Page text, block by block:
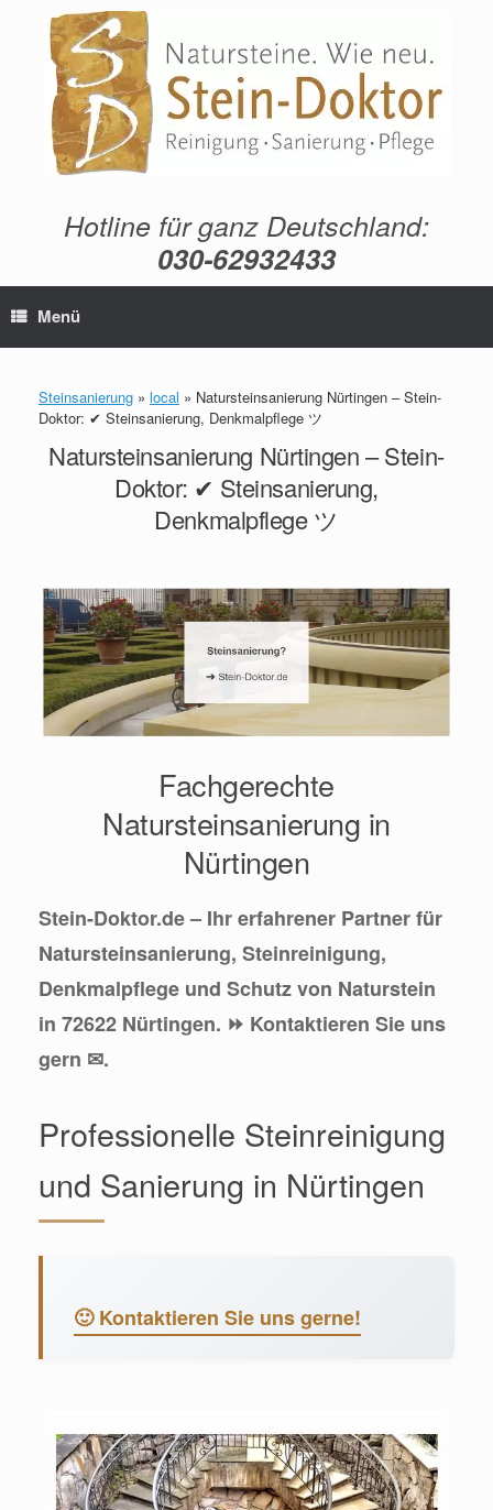
springen
Hotline für ganz Deutschland:
030-62932433
Menü
Steinsanierung » local » Natursteinsanierung Nürtingen – Stein-
Doktor: ✔ Steinsanierung, Denkmalpflege ツ
Natursteinsanierung Nürtingen – Stein-
Doktor: ✔ Steinsanierung,
Denkmalpflege ツ
Fachgerechte
Natursteinsanierung in
Nürtingen
Stein-Doktor.de – Ihr erfahrener Partner für
Natursteinsanierung, Steinreinigung,
Denkmalpflege und Schutz von Naturstein
in 72622 Nürtingen. ⏩ Kontaktieren Sie uns
gern ✉.
Professionelle Steinreinigung
und Sanierung in Nürtingen
🙂 Kontaktieren Sie uns gerne!